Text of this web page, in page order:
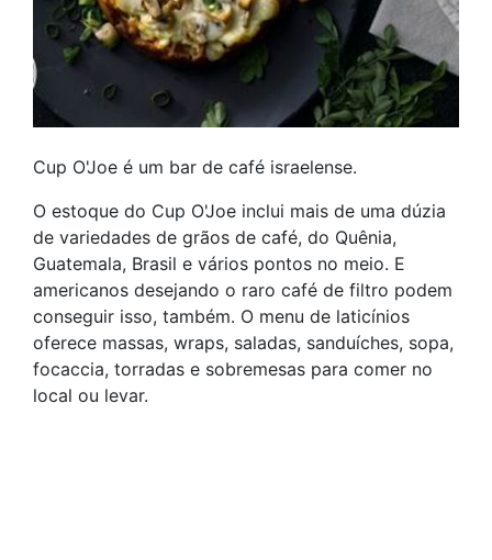
Cup O'Joe é um bar de café israelense.
O estoque do Cup O'Joe inclui mais de uma dúzia
de variedades de grãos de café, do Quênia,
Guatemala, Brasil e vários pontos no meio. E
americanos desejando o raro café de filtro podem
conseguir isso, também. O menu de laticínios
oferece massas, wraps, saladas, sanduíches, sopa,
focaccia, torradas e sobremesas para comer no
local ou levar.